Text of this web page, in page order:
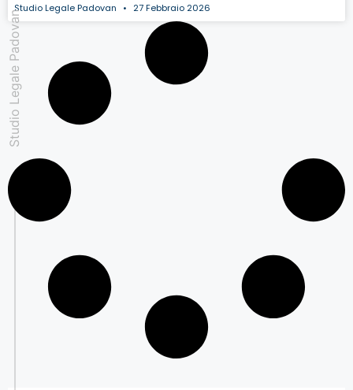
Studio Legale Padovan
Studio Legale Padovan 27 Febbraio 2026